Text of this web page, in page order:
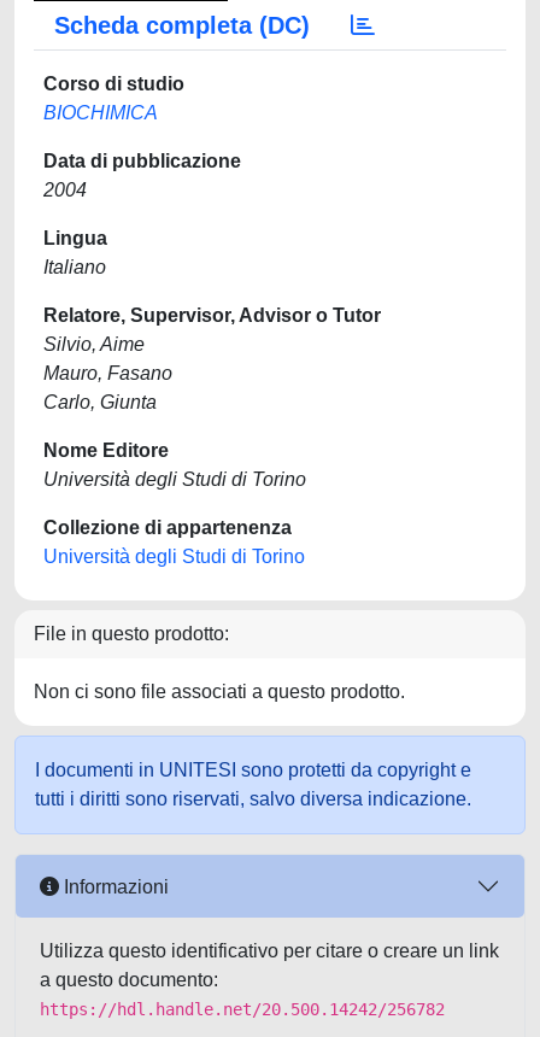
Scheda completa (DC)
Corso di studio
BIOCHIMICA
Data di pubblicazione
2004
Lingua
Italiano
Relatore, Supervisor, Advisor o Tutor
Silvio, Aime
Mauro, Fasano
Carlo, Giunta
Nome Editore
Università degli Studi di Torino
Collezione di appartenenza
Università degli Studi di Torino
File in questo prodotto:
Non ci sono file associati a questo prodotto.
I documenti in UNITESI sono protetti da copyright e
tutti i diritti sono riservati, salvo diversa indicazione.
Informazioni
Utilizza questo identificativo per citare o creare un link
a questo documento:
https://hdl.handle.net/20.500.14242/256782